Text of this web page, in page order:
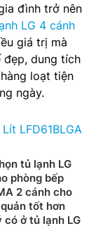
đình trở nên
LG 4 cánh
giá trị mà
đẹp, dung tích
loạt tiện
ngày.
LFD61BLGA
tủ lạnh LG
phòng bếp
2 cánh cho
tốt hơn
có ở tủ lạnh LG